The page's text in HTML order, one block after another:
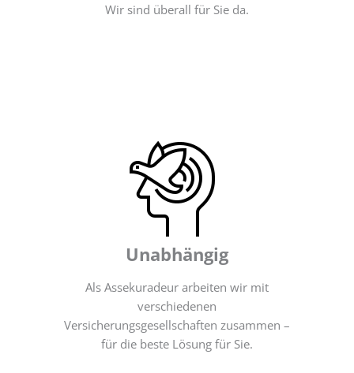
Wir sind überall für Sie da.
Unabhängig
Als Assekuradeur arbeiten wir mit
verschiedenen
Versicherungsgesellschaften zusammen –
für die beste Lösung für Sie.